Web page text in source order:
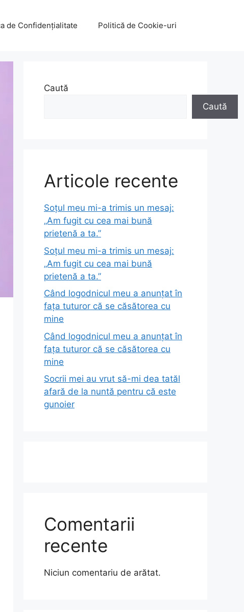
de Confidențialitate Politică de Cookie-uri
Caută
Caută
Articole recente
Soțul meu mi-a trimis un mesaj:
„Am fugit cu cea mai bună
prietenă a ta.”
Soțul meu mi-a trimis un mesaj:
„Am fugit cu cea mai bună
prietenă a ta.”
Când logodnicul meu a anunțat în
fața tuturor că se căsătorea cu
mine
Când logodnicul meu a anunțat în
fața tuturor că se căsătorea cu
mine
Socrii mei au vrut să-mi dea tatăl
afară de la nuntă pentru că este
gunoier
Comentarii
recente
Niciun comentariu de arătat.